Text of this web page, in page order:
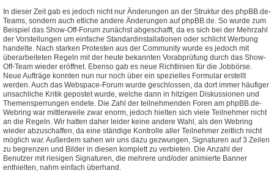
In dieser Zeit gab es jedoch nicht nur Änderungen an der Struktur des phpBB.de-
Teams, sondern auch etliche andere Änderungen auf phpBB.de. So wurde zum
Beispiel das Show-Off-Forum zunächst abgeschafft, da es sich bei der Mehrzahl
der Vorstellungen um einfache Standardinstallationen oder schlicht Werbung
handelte. Nach starken Protesten aus der Community wurde es jedoch mit
überarbeiteten Regeln mit der heute bekannten Vorabprüfung durch das Show-
Off-Team wieder eröffnet. Ebenso gab es neue Richtlinien für die Jobbörse.
Neue Aufträge konnten nun nur noch über ein spezielles Formular erstellt
werden. Auch das Webspace-Forum wurde geschlossen, da dort immer häufiger
unsachliche Kritik gepostet wurde, welche dann in hitzigen Diskussionen und
Themensperrungen endete. Die Zahl der teilnehmenden Foren am phpBB.de-
Webring war mittlerweile zwar enorm, jedoch hielten sich viele Teilnehmer nicht
an die Regeln. Wir hatten daher leider keine andere Wahl, als den Webring
wieder abzuschaffen, da eine ständige Kontrolle aller Teilnehmer zeitlich nicht
möglich war. Außerdem sahen wir uns dazu gezwungen, Signaturen auf 3 Zeilen
zu begrenzen und Bilder in diesen komplett zu verbieten. Die Anzahl der
Benutzer mit riesigen Signaturen, die mehrere und/oder animierte Banner
enthielten, nahm einfach überhand.